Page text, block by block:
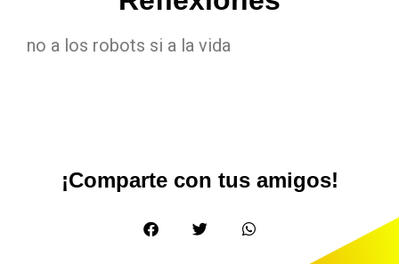
no a los robots si a la vida
¡Comparte con tus amigos!